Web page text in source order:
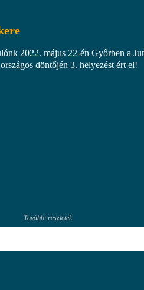
2022. május 22-én Győrben a
döntőjén 3. helyezést ért el!
További részletek